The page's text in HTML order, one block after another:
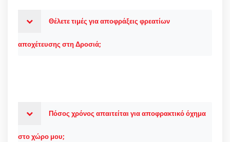
Θέλετε τιμές για αποφράξεις φρεατίων
αποχέτευσης στη Δροσιά;
Πόσος χρόνος απαιτείται για αποφρακτικό όχημα
στο χώρο μου;